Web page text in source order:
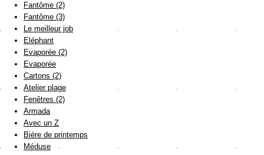
Fantôme (2)
Fantôme (3)
Le meilleur job
Eléphant
Evaporée (2)
Evaporée
Cartons (2)
Atelier plage
Fenêtres (2)
Armada
Avec un Z
Bière de printemps
Méduse